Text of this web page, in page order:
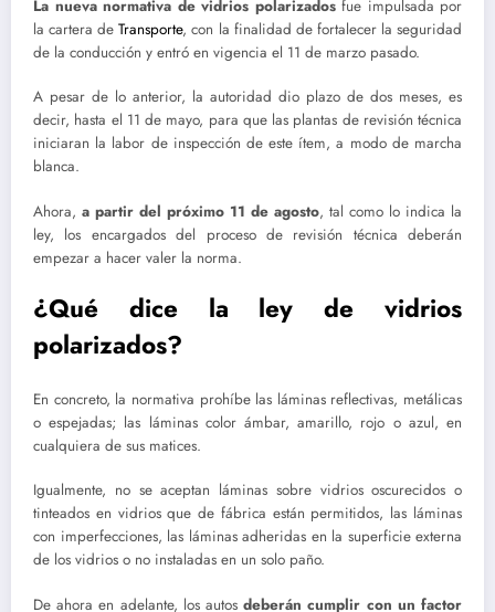
La nueva normativa de vidrios polarizadosfue impulsada por
la cartera deTransporte, con la finalidad de fortalecer la seguridad
de la conducción y entró en vigencia el 11 de marzo pasado.
A pesar de lo anterior, la autoridad dio plazo de dos meses, es
decir, hasta el 11 de mayo, para que las plantas de revisión técnica
iniciaran la labor de inspección de este ítem, a modo de marcha
blanca.
Ahora, a partir del próximo 11 de agosto, tal como lo indica la
ley, los encargados del proceso de revisión técnica deberán
empezar a hacer valer la norma.
¿Qué dice la ley de vidrios
polarizados?
En concreto, la normativa prohíbe las láminas reflectivas, metálicas
o espejadas; las láminas color ámbar, amarillo, rojo o azul, en
cualquiera de sus matices.
Igualmente, no se aceptan láminas sobre vidrios oscurecidos o
tinteados en vidrios que de fábrica están permitidos, las láminas
con imperfecciones, las láminas adheridas en la superficie externa
de los vidrios o no instaladas en un solo paño.
De ahora en adelante, los autosdeberán cumplir con un factor